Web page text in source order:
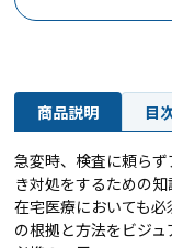
商品説明 目
急変時、検査に頼ら
き対処をするための
在宅医療においても
の根拠と方法をビジ